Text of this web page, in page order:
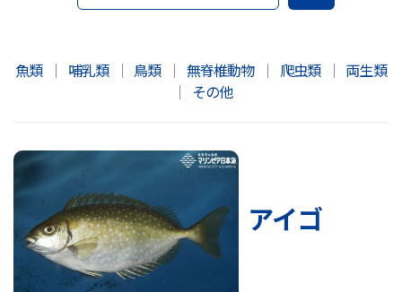
魚類 ｜ 哺乳類 ｜ 鳥類 ｜ 無脊椎動物 ｜ 爬虫類 ｜ 両生類
｜ その他
アイゴ